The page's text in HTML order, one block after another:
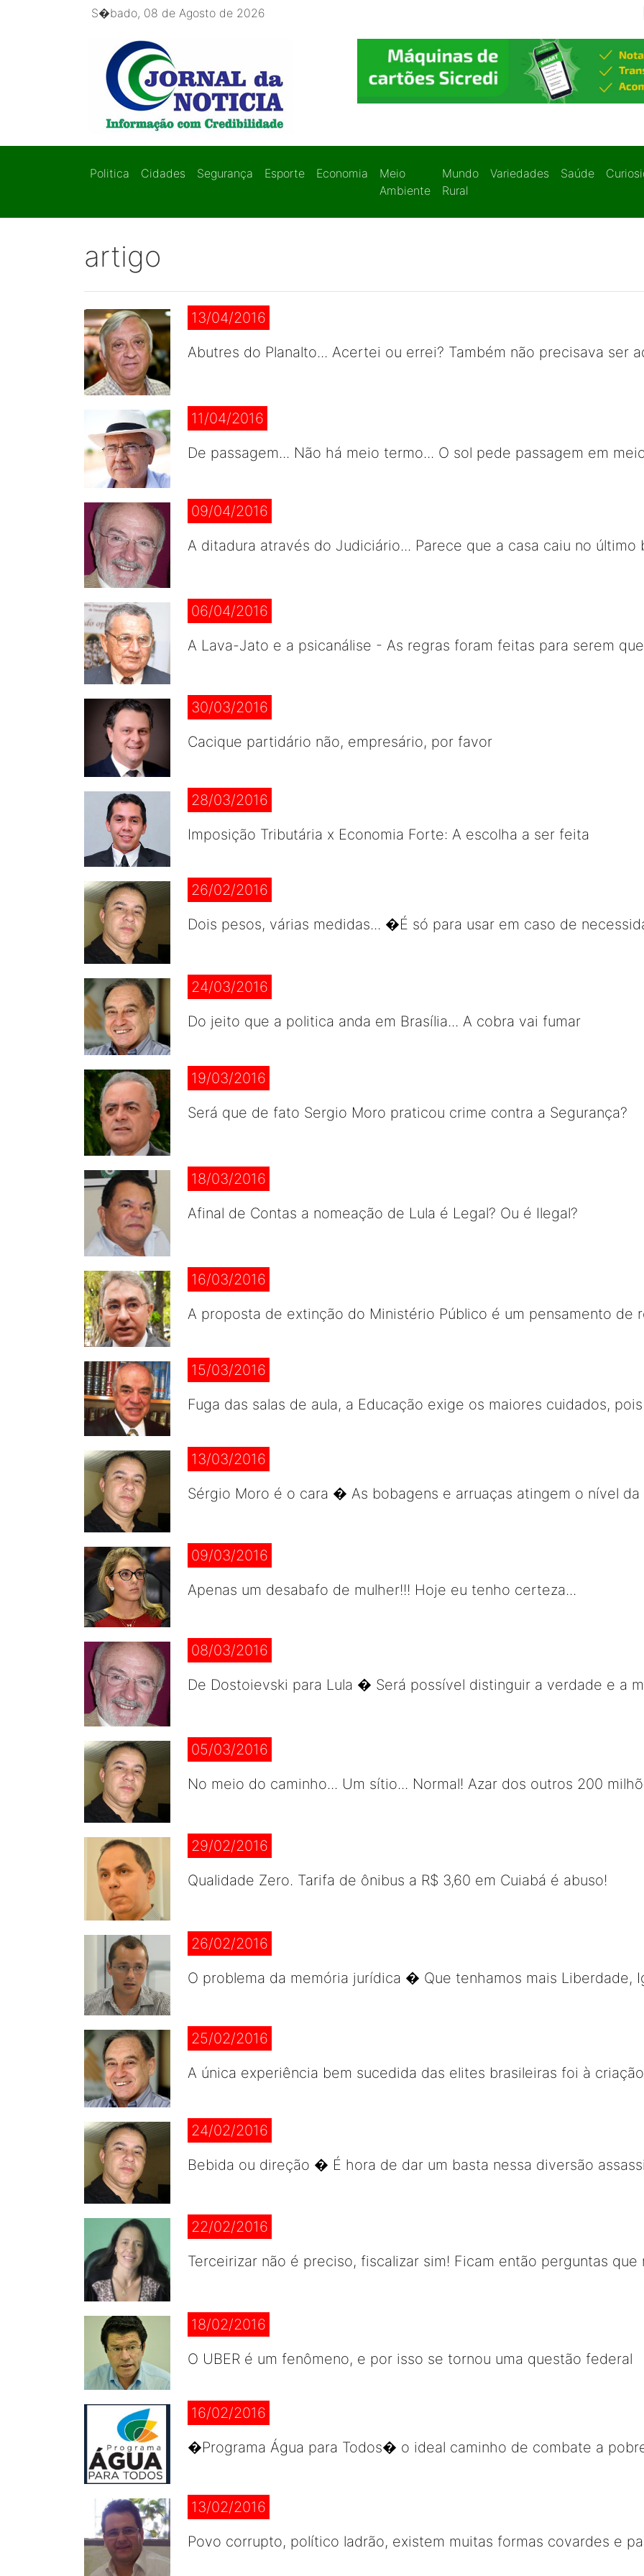
S�bado, 08 de Agosto de 2026
Politica Cidades Segurança Esporte Economia
Meio
Ambiente
Mundo
Rural
Variedades Saúde
artigo
13/04/2016
Abutres do Planalto... Acertei ou errei? Também não precisava ser
11/04/2016
De passagem... Não há meio termo... O sol pede passagem em
09/04/2016
A ditadura através do Judiciário... Parece que a casa caiu no último
06/04/2016
A Lava-Jato e a psicanálise - As regras foram feitas para serem
30/03/2016
Cacique partidário não, empresário, por favor
28/03/2016
Imposição Tributária x Economia Forte: A escolha a ser feita
26/02/2016
Dois pesos, várias medidas... �É só para usar em caso de
24/03/2016
Do jeito que a politica anda em Brasília... A cobra vai fumar
19/03/2016
Será que de fato Sergio Moro praticou crime contra a Segurança?
18/03/2016
Afinal de Contas a nomeação de Lula é Legal? Ou é Ilegal?
16/03/2016
A proposta de extinção do Ministério Público é um pensamento de
15/03/2016
Fuga das salas de aula, a Educação exige os maiores cuidados,
13/03/2016
Sérgio Moro é o cara � As bobagens e arruaças atingem o nível da
09/03/2016
Apenas um desabafo de mulher!!! Hoje eu tenho certeza...
08/03/2016
De Dostoievski para Lula � Será possível distinguir a verdade e a
05/03/2016
No meio do caminho... Um sítio... Normal! Azar dos outros 200
29/02/2016
Qualidade Zero. Tarifa de ônibus a R$ 3,60 em Cuiabá é abuso!
26/02/2016
O problema da memória jurídica � Que tenhamos mais Liberdade,
25/02/2016
A única experiência bem sucedida das elites brasileiras foi à
24/02/2016
Bebida ou direção � É hora de dar um basta nessa diversão
22/02/2016
Terceirizar não é preciso, fiscalizar sim! Ficam então perguntas que
18/02/2016
O UBER é um fenômeno, e por isso se tornou uma questão federal
16/02/2016
�Programa Água para Todos� o ideal caminho de combate a
13/02/2016
Povo corrupto, político ladrão, existem muitas formas covardes e